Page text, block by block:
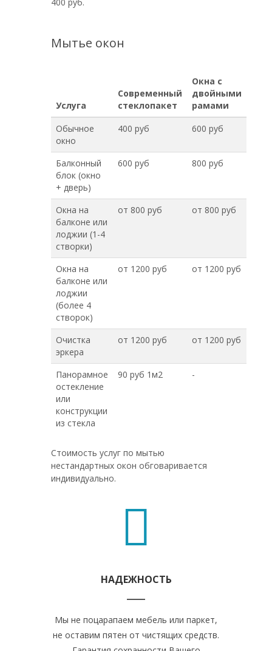
Мытье окон
Услуга
Современный
стеклопакет
Окна с
двойными
рамами
Обычное
окно
400 руб 600 руб
Балконный
блок (окно
+ дверь)
600 руб 800 руб
Окна на
балконе или
лоджии (1-4
створки)
от 800 руб от 800 руб
Окна на
балконе или
лоджии
(более 4
створок)
от 1200 руб от 1200 руб
Очистка
эркера
от 1200 руб от 1200 руб
Панорамное
остекление
или
конструкции
из стекла
90 руб 1м2 -
Стоимость услуг по мытью
нестандартных окон обговаривается
индивидуально.
НАДЕЖНОСТЬ
Мы не поцарапаем мебель или паркет,
не оставим пятен от чистящих средств.